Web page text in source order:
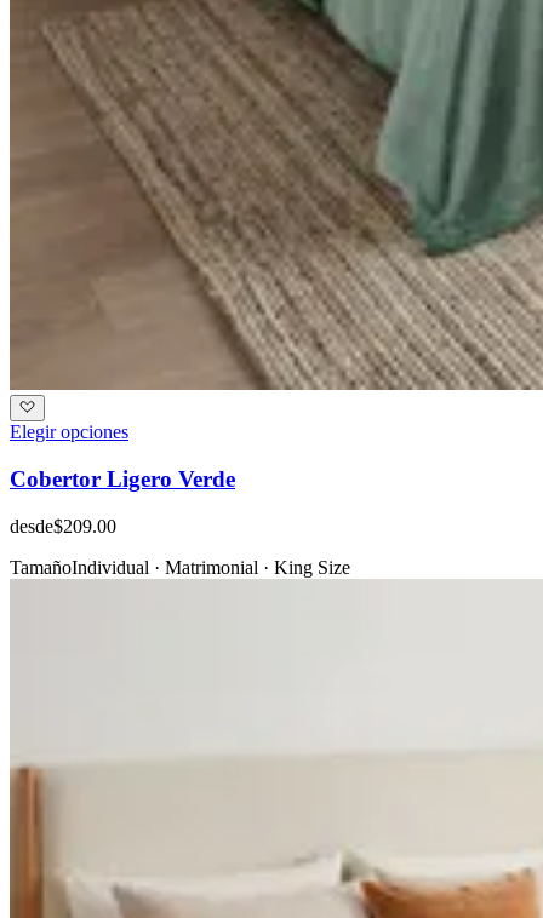
Elegir opciones
Cobertor Ligero Verde
desde$209.00
TamañoIndividual · Matrimonial · King Size